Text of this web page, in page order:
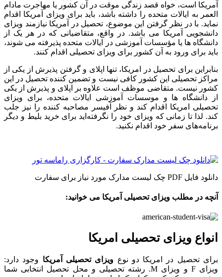
آمریکا است، خواه قصد زندگی موقت در آن کشور یا مهاجرت مادام
العمر به ایالات متحده را داشته باشد، باید برای ویزای آمریکا اقدام
نماید. با در نظر گرفتن این موضوع، تحصیل در آمریکا نیازمند ویزای
دانشجویی آمریکا می باشد. در واقع، متقاضیانی که در هر یک از
دانشگاه ها یا مؤسسات آموزشی در ایالات متحده پذیرفته می شوند،
باید برای ورود به آن کشور برای ویزای تحصیلی اقدام کنند.
بنابراین برای تحصیل در امریکا، تنها اپلای و گرفتن پذیرش از یکی از
مراکز تحصیلی این کشور کافی نیست و تضمین کننده تحصیل در این
کشور نیست. متقاضی موظف است علاوه بر اپلای و پذیرش از یکی
از دانشگاه ها و موسسات آموزشی ایالات متحده، برای ویزای
تحصیلی امریکا اقدام کند و نظر آفیسر مصاحبه کننده را نیز جلب
کند. لذا تا زمانی که ویزای خود را نگرفته‌اید برای خرید بلیط و دیگر
برنامه‌های سفر خود اقدام نکنید.
دانلود فایل PDF چک لیست مدارک مورد نیاز برای سفارت
آنچه در مطلب ویزای تحصیلی آمریکا می خوانید:
انواع ویزای تحصیلی امریکا
برای تحصیل در امریکا دو نوع ویزای تحصیلی آمریکا وجود دارد:
ویزای F و ویزای M. رشته تحصیلی و محل تحصیل انتخابی شما